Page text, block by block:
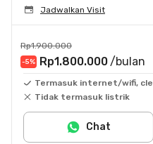
Jadwalkan Visit
Rp1.900.000
-5% Rp1.800.000 /bulan
Termasuk internet/wifi,
Tidak termasuk listrik
Chat